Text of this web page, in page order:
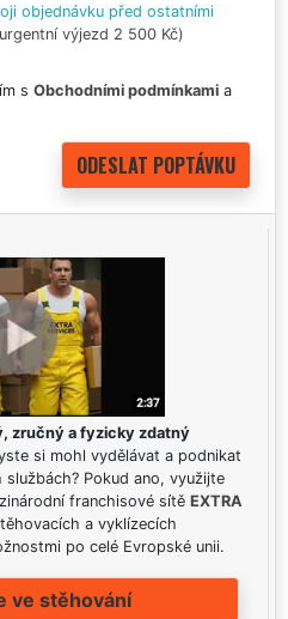
objednávku před ostatními
výjezd 2 500 Kč)
s Obchodními podmínkami a
zručný a fyzicky zdatný
si mohl vydělávat a podnikat
Pokud ano, využijte
franchisové sítě EXTRA
a vyklízecích
po celé Evropské unii.
ve stěhování